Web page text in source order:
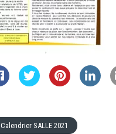
Calendrier SALLE 2021